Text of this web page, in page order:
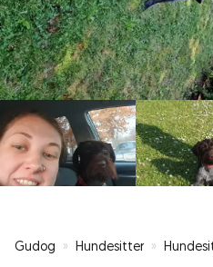
Gudog » Hundesitter »